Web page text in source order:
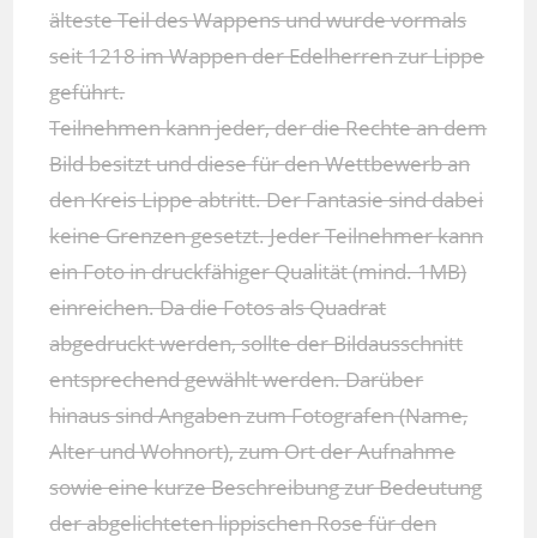
älteste Teil des Wappens und wurde vormals
seit 1218 im Wappen der Edelherren zur Lippe
geführt.
Teilnehmen kann jeder, der die Rechte an dem
Bild besitzt und diese für den Wettbewerb an
den Kreis Lippe abtritt. Der Fantasie sind dabei
keine Grenzen gesetzt. Jeder Teilnehmer kann
ein Foto in druckfähiger Qualität (mind. 1MB)
einreichen. Da die Fotos als Quadrat
abgedruckt werden, sollte der Bildausschnitt
entsprechend gewählt werden. Darüber
hinaus sind Angaben zum Fotografen (Name,
Alter und Wohnort), zum Ort der Aufnahme
sowie eine kurze Beschreibung zur Bedeutung
der abgelichteten lippischen Rose für den